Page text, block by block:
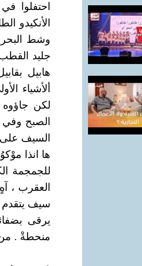
احتفلوا
الأنكيدو
وشط البحر
جليد
هابيل
ألأشياء
لكن
الصبح وفي
السيف
ها انذا
للجمجمة
العقرب ،
سيف يتقدم
يرقى
منحطةْ .